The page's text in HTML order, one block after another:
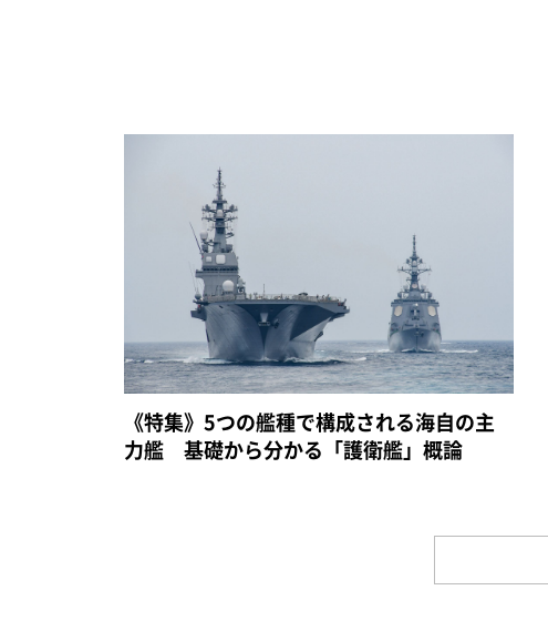
《特集》5つの艦種で構成される海自の主
力艦 基礎から分かる「護衛艦」概論